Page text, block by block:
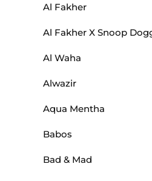
Al Fakher
Al Fakher X Snoop
Al Waha
Alwazir
Aqua Mentha
Babos
Bad & Mad